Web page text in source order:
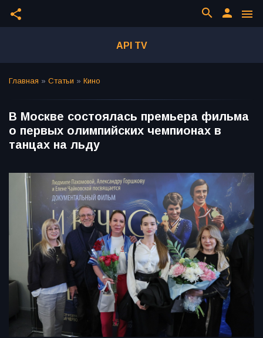
share menu
person
search
API TV
Главная » Статьи » Кино
В Москве состоялась премьера фильма
о первых олимпийских чемпионах в
танцах на льду